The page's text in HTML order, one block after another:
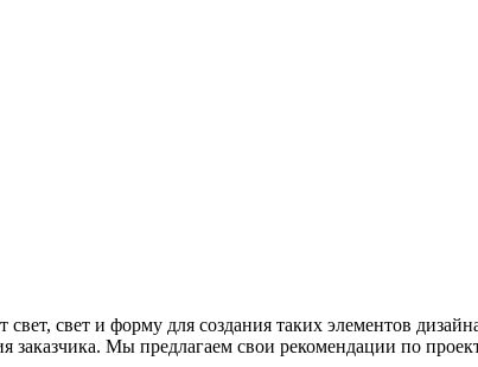
свет и форму для создания таких элементов
Мы предлагаем свои рекомендации по